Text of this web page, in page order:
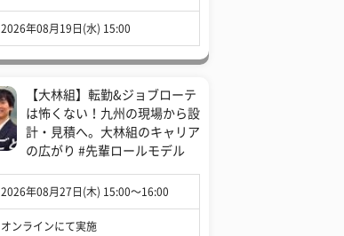
2026年08月19日(水) 15:00
【大林組】転勤&ジョブローテ
は怖くない！九州の現場から設
計・見積へ。大林組のキャリア
の広がり #先輩ロールモデル
2026年08月27日(木) 15:00〜16:00
オンラインにて実施